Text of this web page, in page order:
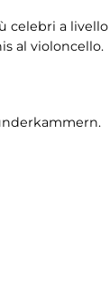
celebri a
al violoncello.